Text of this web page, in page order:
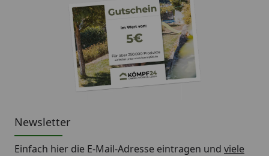
Newsletter
Einfach hier die E-Mail-Adresse eintragen und viele